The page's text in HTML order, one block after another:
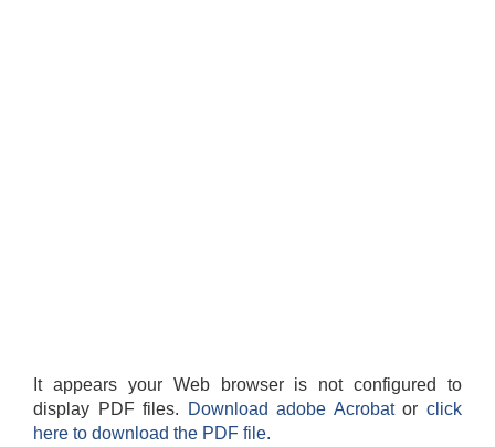
It appears your Web browser is not configured to
display PDF files.
Download adobe Acrobatorclick
here to download the PDF file.